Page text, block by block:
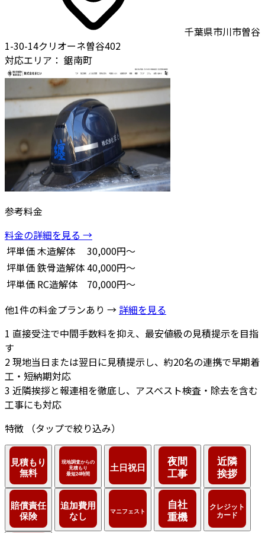
千葉県市川市曽谷
1-30-14クリオーネ曽谷402
対応エリア： 鋸南町
参考料金
料金の詳細を見る →
坪単価木造解体
30,000円～
坪単価鉄骨造解体40,000円～
坪単価 RC造解体
70,000円～
他1件の料金プランあり → 詳細を見る
1 直接受注で中間手数料を抑え、最安値級の見積提示を目指
す
2現地当日または翌日に見積提示し、約20名の連携で早期着
工・短納期対応
3 近隣挨拶と報連相を徹底し、アスベスト検査・除去を含む
工事にも対応
特徴
（タップで絞り込み）